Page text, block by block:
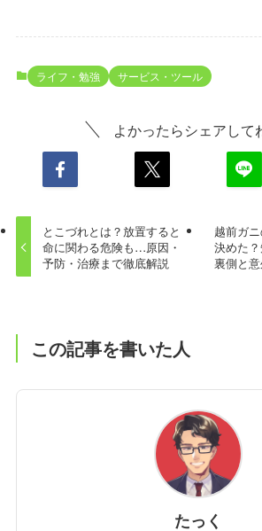
ライフ・勉強 サービス・ツール
よかったらシェアして
とこづれとは？放置すると
命に関わる危険も…原因・
予防・治療まで徹底解説
越前ガ
決めた
裏側と
この記事を書いた人
たっく